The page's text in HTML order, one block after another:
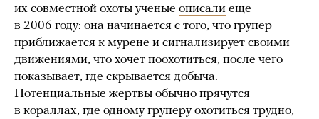
их совместной охоты ученые описали еще
в 2006 году: она начинается с того, что групер
приближается к мурене и сигнализирует своими
движениями, что хочет поохотиться, после чего
показывает, где скрывается добыча.
Потенциальные жертвы обычно прячутся
в кораллах, где одному груперу охотиться трудно,